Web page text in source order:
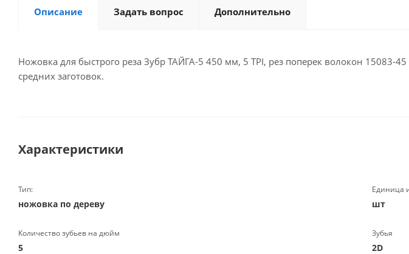
Описание Задать вопрос Дополнительно
Ножовка для быстрого реза Зубр ТАЙГА-5 450 мм, 5 TPI, рез поперек волокон
средних заготовок.
Характеристики
Тип:
ножовка по дереву
Единица
шт
Количество зубьев на дюйм
5
Зубья
2D